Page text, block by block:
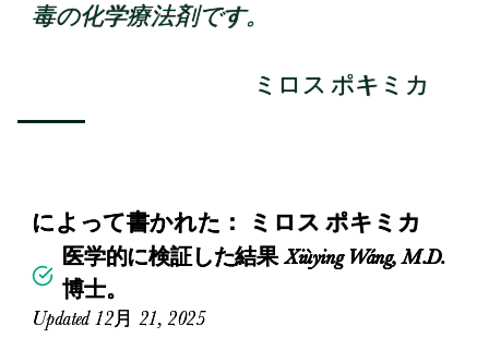
毒の化学療法剤です。
ミロス ポキミカ
によって書かれた： ミロス ポキミカ
医学的に検証した結果 Xiùying Wáng, M.D.
博士。
Updated 12月 21, 2025